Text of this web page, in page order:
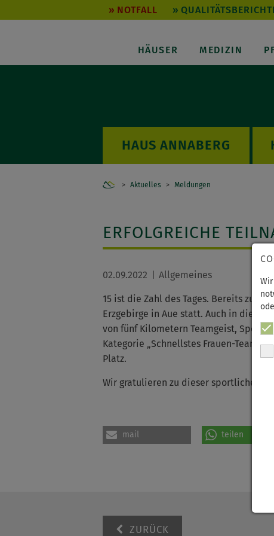
NOTFALL
HÄUSER MEDIZIN
ANNABERG
Home
Aktuelles Meldungen
ERFOLGREICHE
02.09.2022 Allgemeines
15 ist die Zahl des Tages. Bereits zum
Erzgebirge in Aue statt. Auch in
von fünf Kilometern Teamgeist,
Kategorie „Schnellstes Frauen-Team“
Platz.
Wir gratulieren zu dieser sportlichen
mail teilen
ZURÜCK